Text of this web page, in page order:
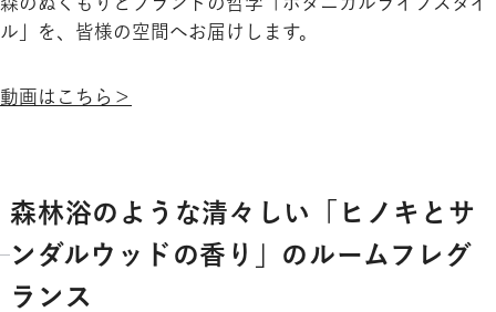
ル」を、皆様の空間へお届けします。
動画はこちら＞
森林浴のような清々しい「ヒノキとサ
ンダルウッドの香り」のルームフレグ
ランス